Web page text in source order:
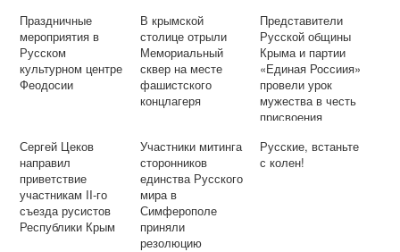
Праздничные
мероприятия в
Русском
культурном центре
Феодосии
В крымской
столице отрыли
Мемориальный
сквер на месте
фашистского
концлагеря
Представители
Русской общины
Крыма и партии
«Единая Россиия»
провели урок
мужества в честь
присвоения
средней школе № 4
имени маршала
Сергей Цеков
направил
приветствие
участникам II-го
съезда русистов
Республики Крым
Участники митинга
сторонников
единства Русского
мира в
Симферополе
приняли
резолюцию
Русские, встаньте
с колен!